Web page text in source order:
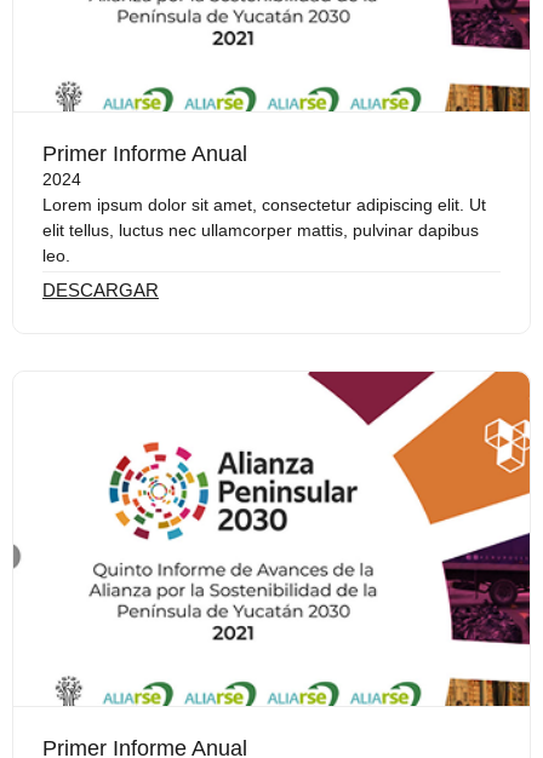
Primer Informe Anual
2024
Lorem ipsum dolor sit amet, consectetur adipiscing elit. Ut
elit tellus, luctus nec ullamcorper mattis, pulvinar dapibus
leo.
DESCARGAR
Primer Informe Anual